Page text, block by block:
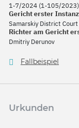
1-7/2024 (1-105/2023)
Gericht erster
Samarskiy District
Richter am Gericht
Dmitriy Derunov
Fallbeispiel
Urkunden